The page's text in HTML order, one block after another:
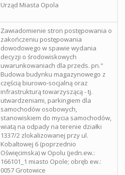
Urząd Miasta Opola
Zawiadomienie stron postępowania o
zakończeniu postępowania
dowodowego w spawie wydania
decyzji o środowiskowych
uwarunkowaniach dla przeds. pn."
Budowa budynku magazynowego z
częścią biurowo-socjalną oraz
infrastrukturą towarzyszącą - tj.
utwardzeniami, parkingiem dla
samochodów osobowych,
stanowiskiem do mycia samochodów,
wiatą na odpady na terenie działki
1337/2 zlokalizowanej przy ul.
Kobaltowej 6 (poprzednio
Oświęcimska) w Opolu (jedn.ew.:
166101_1 miasto Opole; obręb ew.:
0057 Grotowice